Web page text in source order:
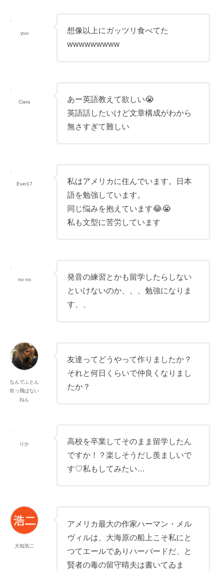
yuu
想像以上にガッツリ食べてた
wwwwwwwww
Ciara
あー英語教えて欲しい😭
英語話したいけど文章構成がわから
無さすぎて難しい
Ever17
私はアメリカに住んでいます。日本
語を勉強しています。
同じ悩みを抱えています😂😭
私も文型に苦労しています
no no
発音の練習とかも留学したらしない
といけないのか、、、勉強になりま
す、、
なんでふとん
吹っ飛ばない
ねん
友達ってどうやって作りましたか？
それと何日くらいで仲良くなりまし
たか？
りか
高校を卒業してそのまま留学したん
ですか！？楽しそうだし羨ましいで
す♡私もしてみたい…
大知浩二
アメリカ最大の作家ハーマン・メル
ヴィルは、大海原の船上こそ私にと
つてエールでありハーバードだ、と
賢者の毒の留守晴夫は書いてゐま